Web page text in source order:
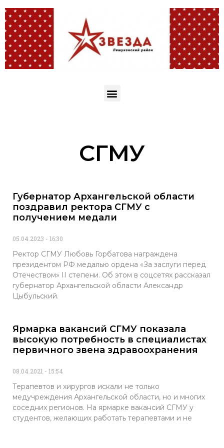
СГМУ
Губернатор Архангельской области
поздравил ректора СГМУ с
получением медали
05.04.2023 16:30
Ректор СГМУ Любовь Горбатова награждена
президентом РФ медалью ордена «За заслуги перед
Отечеством» II степени. Об этом в соцсетях рассказал
губернатор Архангельской области Александр
Цыбульский.
Ярмарка вакансий СГМУ показала
высокую потребность в специалистах
первичного звена здравоохранения
08.04.2021 15:54
Терапевтов и хирургов искали не только
медучреждения Архангельской области, но и многих
соседних регионов. На ярмарке вакансий СГМУ у
студентов, желающих работать терапевтами и не